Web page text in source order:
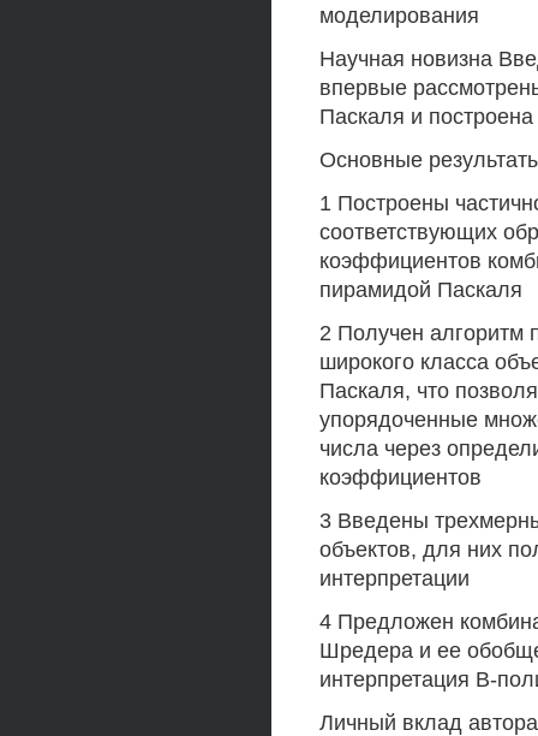
моделирования
Научная новизна
впервые
Паскаля и
Основные
1 Построены
соответствующих
коэффициентов
пирамидой Паскаля
2 Получен алгоритм
широкого класса
Паскаля, что
упорядоченные
числа через
коэффициентов
3 Введены
объектов, для них
интерпретации
4 Предложен
Шредера и ее
интерпретация В-
Личный вклад